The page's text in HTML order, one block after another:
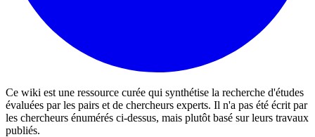
Ce wiki est une ressource curée qui synthétise la recherche d'études
évaluées par les pairs et de chercheurs experts. Il n'a pas été écrit par
les chercheurs énumérés ci-dessus, mais plutôt basé sur leurs travaux
publiés.